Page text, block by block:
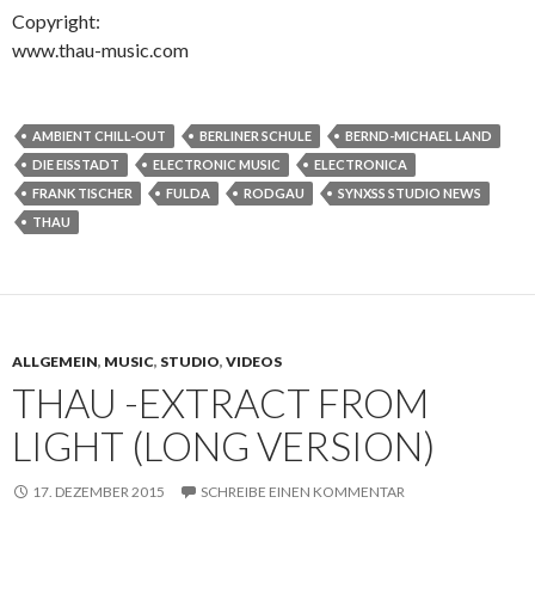
Copyright:
www.thau-music.com
AMBIENT CHILL-OUT BERLINER SCHULE
BERND-MICHAEL LAND
DIE EISSTADT
ELECTRONIC MUSIC
ELECTRONICA
FRANK TISCHER
FULDA RODGAU
SYNXSS STUDIO NEWS
THAU
ALLGEMEIN, MUSIC, STUDIO, VIDEOS
THAU -EXTRACT FROM
LIGHT (LONG VERSION)
17. DEZEMBER 2015 SCHREIBE EINEN KOMMENTAR